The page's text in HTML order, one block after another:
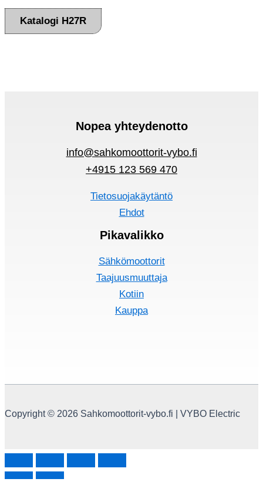
Katalogi H27R
Nopea yhteydenotto
info@sahkomoottorit-vybo.fi
+4915 123 569 470
Tietosuojakäytäntö
Ehdot
Pikavalikko
Sähkömoottorit
Taajuusmuuttaja
Kotiin
Kauppa
Copyright © 2026 Sahkomoottorit-vybo.fi | VYBO Electric